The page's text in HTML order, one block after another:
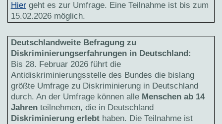
Hiergeht es zur Umfrage. Eine Teilnahme ist bis zum
15.02.2026 möglich.
Deutschlandweite Befragung zu
Diskriminierungserfahrungen in Deutschland:
Bis 28. Februar 2026 führt die
Antidiskriminierungsstelle des Bundes die bislang
größte Umfrage zu Diskriminierung in Deutschland
durch. An der Umfrage können alle Menschen ab 14
Jahrenteilnehmen, die in Deutschland
Diskriminierung erlebthaben. Die Teilnahme ist